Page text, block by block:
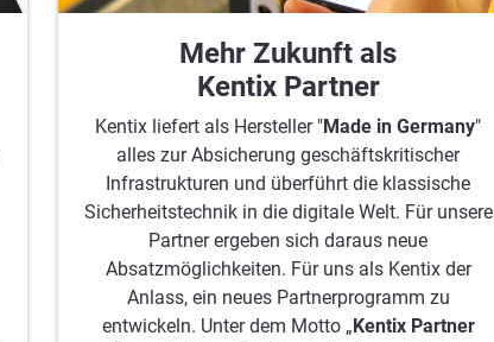
Mehr Zukunft als
Kentix Partner
Kentix liefert als Hersteller "Made in Germany"
alles zur Absicherung geschäftskritischer
Infrastrukturen und überführt die klassische
Sicherheitstechnik in die digitale Welt. Für unsere
Partner ergeben sich daraus neue
Absatzmöglichkeiten. Für uns als Kentix der
Anlass, ein neues Partnerprogramm zu
entwickeln. Unter dem Motto „Kentix Partner